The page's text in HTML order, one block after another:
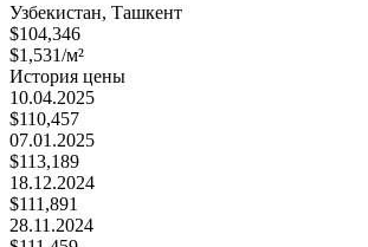
Узбекистан, Ташкент
$104,346
$1,531/м²
История цены
10.04.2025
$110,457
07.01.2025
$113,189
18.12.2024
$111,891
28.11.2024